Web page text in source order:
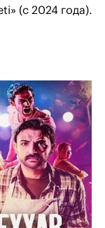
(с 2024 года).